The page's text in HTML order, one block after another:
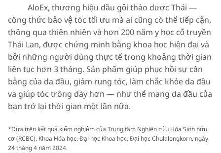
AloEx, thương hiệu dầu gội thảo dược Thái —
công thức bảo vệ tóc tối ưu mà ai cũng có thể tiếp cận,
thông qua thiên nhiên và hơn 200 năm y học cổ truyền
Thái Lan, được chứng minh bằng khoa học hiện đại và
bởi những người dùng thực tế trong khoảng thời gian
liên tục hơn 3 tháng. Sản phẩm giúp phục hồi sự cân
bằng của da đầu, giảm rụng tóc, làm chắc khỏe da đầu
và giúp tóc trông dày hơn — như thể mang da đầu của
bạn trở lại thời gian một lần nữa.
*Dựa trên kết quả kiểm nghiệm của Trung tâm Nghiên cứu Hóa Sinh hữu
cơ (RCBC), Khoa Hóa học, Đại học Khoa học, Đại học Chulalongkorn, ngày
24 tháng 4 năm 2024.